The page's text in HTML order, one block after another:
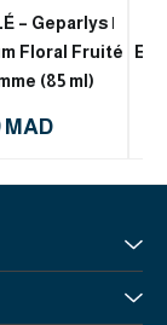
– Geparlys |
Floral Fruité
(85 ml)
MAD